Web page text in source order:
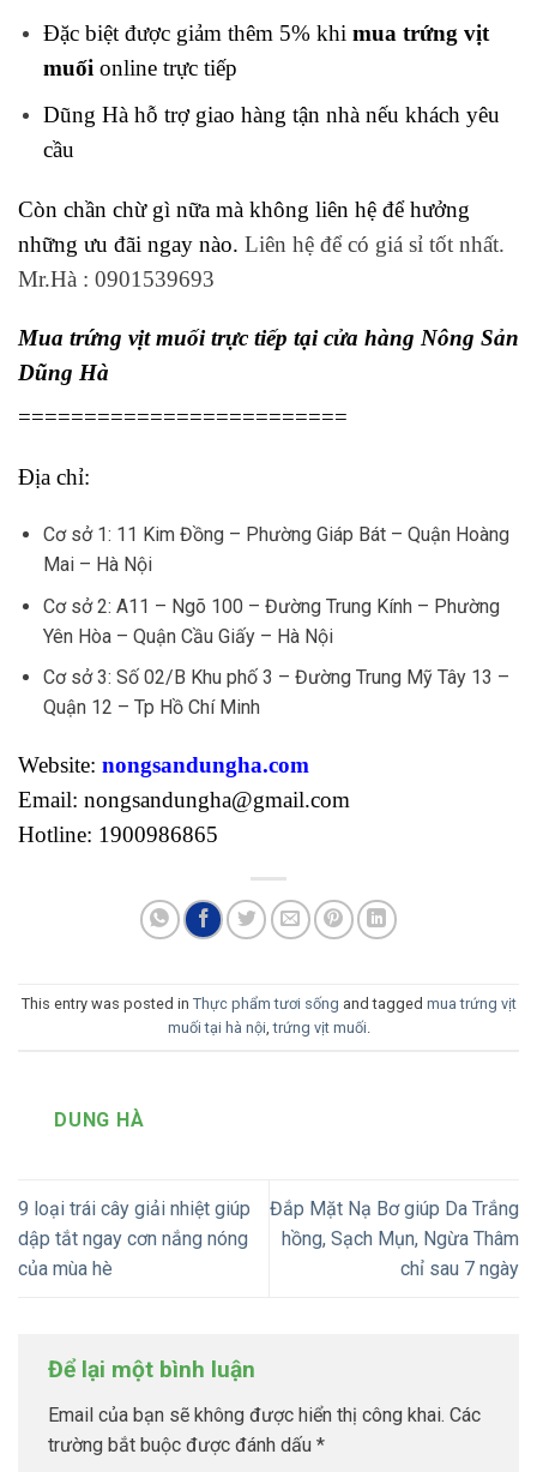
Đặc biệt được giảm thêm 5% khi mua trứng vịt
muốionline trực tiếp
Dũng Hà hỗ trợ giao hàng tận nhà nếu khách yêu
cầu
Còn chần chừ gì nữa mà không liên hệ để hưởng
những ưu đãi ngay nào. Liên hệ để có giá sỉ tốt nhất.
Mr.Hà : 0901539693
Mua trứng vịt muốitrực tiếp tại cửa hàng Nông Sản
Dũng Hà
=========================
Địa chỉ:
Cơ sở 1: 11 Kim Đồng – Phường Giáp Bát – Quận Hoàng
Mai – Hà Nội
Cơ sở 2: A11 – Ngõ 100 – Đường Trung Kính – Phường
Yên Hòa – Quận Cầu Giấy – Hà Nội
Cơ sở 3: Số 02/B Khu phố 3 – Đường Trung Mỹ Tây 13 –
Quận 12 – Tp Hồ Chí Minh
Website: nongsandungha.com
Email: nongsandungha@gmail.com
Hotline: 1900986865
This entry was posted in Thực phẩm tươi sống and tagged mua trứng vịt
muối tại hà nội,trứng vịt muối.
DUNG HÀ
9 loại trái cây giải nhiệt giúp
dập tắt ngay cơn nắng nóng
của mùa hè
Đắp Mặt Nạ Bơ giúp Da Trắng
hồng, Sạch Mụn, Ngừa Thâm
chỉ sau 7 ngày
Để lại một bình luận
Email của bạn sẽ không được hiển thị công khai. Các
trường bắt buộc được đánh dấu *